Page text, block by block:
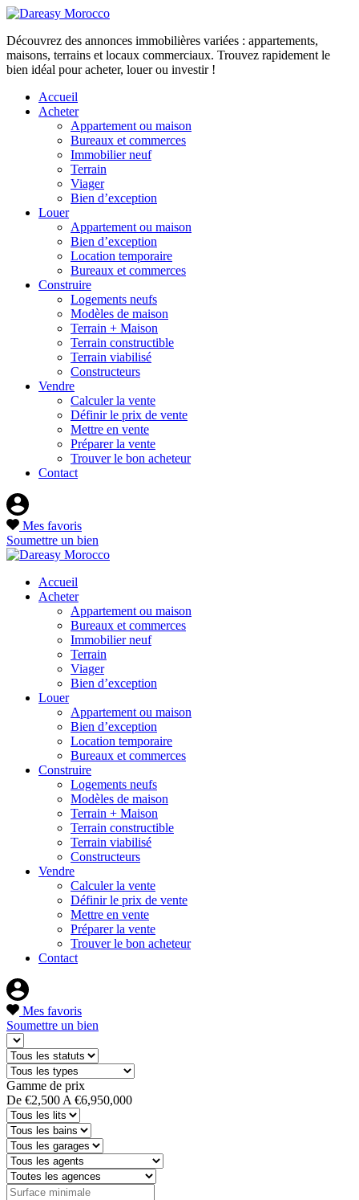
Découvrez des annonces immobilières variées : appartements,
maisons, terrains et locaux commerciaux. Trouvez rapidement le
bien idéal pour acheter, louer ou investir !
Accueil
Acheter
Appartement ou maison
Bureaux et commerces
Immobilier neuf
Terrain
Viager
Bien d’exception
Louer
Appartement ou maison
Bien d’exception
Location temporaire
Bureaux et commerces
Construire
Logements neufs
Modèles de maison
Terrain + Maison
Terrain constructible
Terrain viabilisé
Constructeurs
Vendre
Calculer la vente
Définir le prix de vente
Mettre en vente
Préparer la vente
Trouver le bon acheteur
Contact
Mes favoris
Soumettre un bien
Accueil
Acheter
Appartement ou maison
Bureaux et commerces
Immobilier neuf
Terrain
Viager
Bien d’exception
Louer
Appartement ou maison
Bien d’exception
Location temporaire
Bureaux et commerces
Construire
Logements neufs
Modèles de maison
Terrain + Maison
Terrain constructible
Terrain viabilisé
Constructeurs
Vendre
Calculer la vente
Définir le prix de vente
Mettre en vente
Préparer la vente
Trouver le bon acheteur
Contact
Mes favoris
Soumettre un bien
Gamme de prix
De €2,500 A €6,950,000